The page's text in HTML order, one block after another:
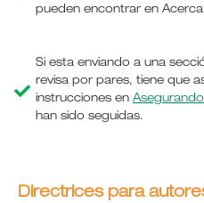
pueden encontrar en Acerca
Si esta enviando a una
revisa por pares, tiene que
instrucciones en
han sido seguidas.
Directrices para